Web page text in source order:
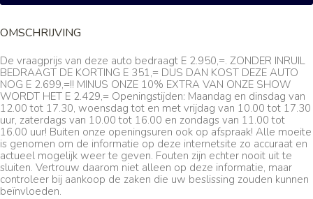
OMSCHRIJVING
De vraagprijs van deze auto bedraagt E 2.950,=. ZONDER INRUIL
BEDRAAGT DE KORTING E 351,= DUS DAN KOST DEZE AUTO
NOG E 2.699,=!! MINUS ONZE 10% EXTRA VAN ONZE SHOW
WORDT HET E 2.429,= Openingstijden: Maandag en dinsdag van
12.00 tot 17.30, woensdag tot en met vrijdag van 10.00 tot 17.30
uur, zaterdags van 10.00 tot 16.00 en zondags van 11.00 tot
16.00 uur! Buiten onze openingsuren ook op afspraak! Alle moeite
is genomen om de informatie op deze internetsite zo accuraat en
actueel mogelijk weer te geven. Fouten zijn echter nooit uit te
sluiten. Vertrouw daarom niet alleen op deze informatie, maar
controleer bij aankoop de zaken die uw beslissing zouden kunnen
beïnvloeden.